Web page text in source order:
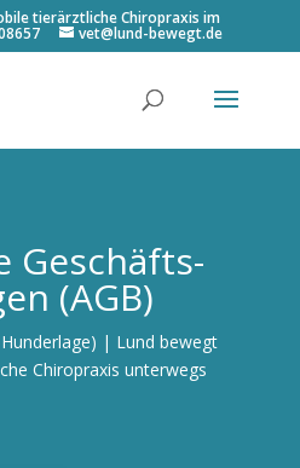
tierärztliche Chiropraxis im
vet@lund-bewegt.de
Geschäfts­
(AGB)
| Lund bewegt
Chi­ro­pra­xis unter­wegs